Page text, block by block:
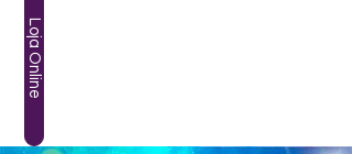
Loja Online